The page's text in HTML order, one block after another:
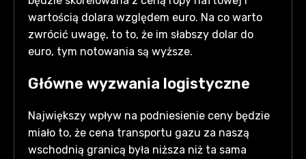
wartością dolara względem euro. Na co warto
zwrócić uwagę, to to, że im słabszy dolar do
euro, tym notowania są wyższe.
Główne wyzwania logistyczne
Największy wpływ na podniesienie ceny będzie
miało to, że cena transportu gazu za naszą
wschodnią granicą była niższa niż ta sama